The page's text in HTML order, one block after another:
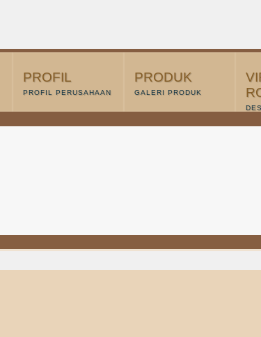
PROFIL
PROFIL PERUSAHAAN
PRODUK
GALERI PRODUK